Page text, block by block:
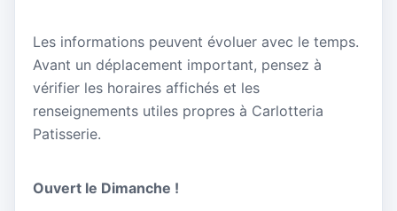
Les informations peuvent évoluer avec le temps.
Avant un déplacement important, pensez à
vérifier les horaires affichés et les
renseignements utiles propres à Carlotteria
Patisserie.
Ouvert le Dimanche !